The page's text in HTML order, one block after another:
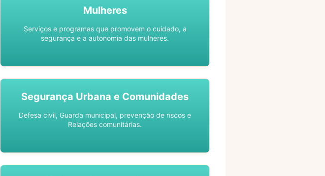
Mulheres
Serviços e programas que promovem o cuidado, a
segurança e a autonomia das mulheres.
Segurança Urbana e Comunidades
Defesa civil, Guarda municipal, prevenção de riscos e
Relações comunitárias.